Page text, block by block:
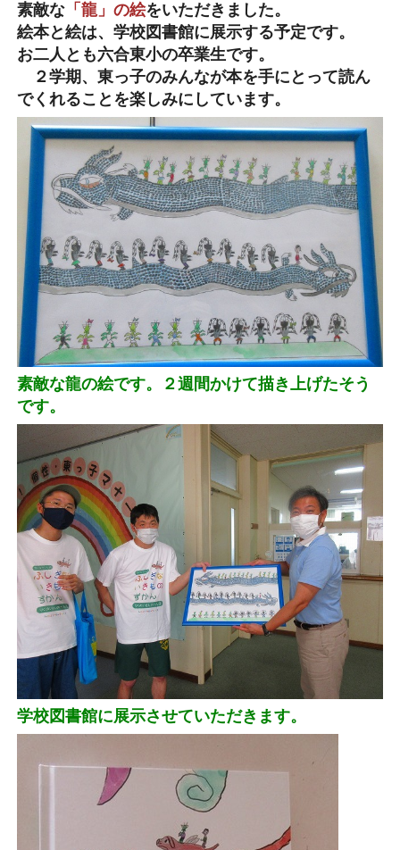
素敵な「龍」の絵をいただきました。
絵本と絵は、学校図書館に展示する予定です。
お二人とも六合東小の卒業生です。
２学期、東っ子のみんなが本を手にとって読ん
でくれることを楽しみにしています。
素敵な龍の絵です。２週間かけて描き上げたそう
です。
学校図書館に展示させていただきます。